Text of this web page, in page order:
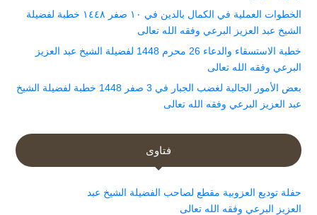
الخطوات العملية في الكمال بالدين في ١٠ صفر ١٤٤٨ خطبة لفضيلة
الشيخ عبد العزيز البرعي وفقه الله تعالى
خطبة الاستسقاء والدعاء 26 محرم 1448 لفضيلة الشيخ عبد العزيز
البرعي وفقه الله تعالى
بعض الأمور الجالبة لغضب الجبار في 3 صفر 1448 خطبة لفضيلة الشيخ
عبد العزيز البرعي وفقه الله تعالى
فتاوى
حفلة توديع العزوبية مقطع لصاحب الفضيلة الشيخ عبد
العزيز البرعي وفقه الله تعالى